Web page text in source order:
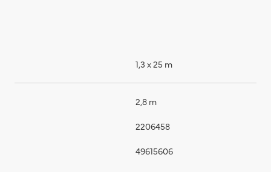
1,3 x 25 m
2,8 m
2206458
49615606